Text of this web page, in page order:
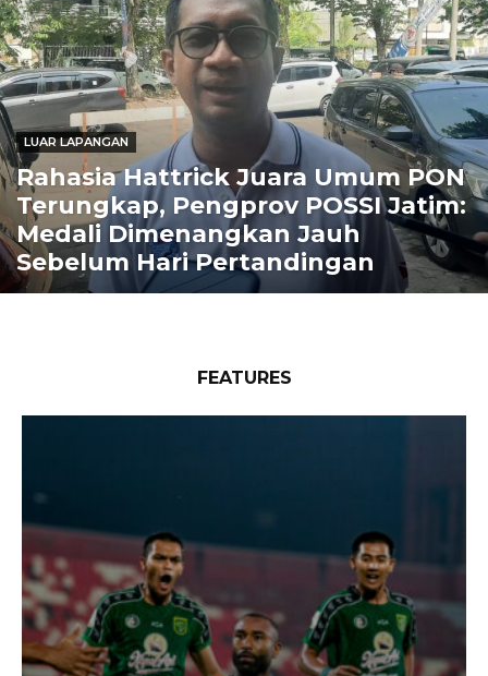
LUAR LAPANGAN
Rahasia Hattrick Juara Umum PON
Terungkap, Pengprov POSSI Jatim:
Medali Dimenangkan Jauh
Sebelum Hari Pertandingan
FEATURES